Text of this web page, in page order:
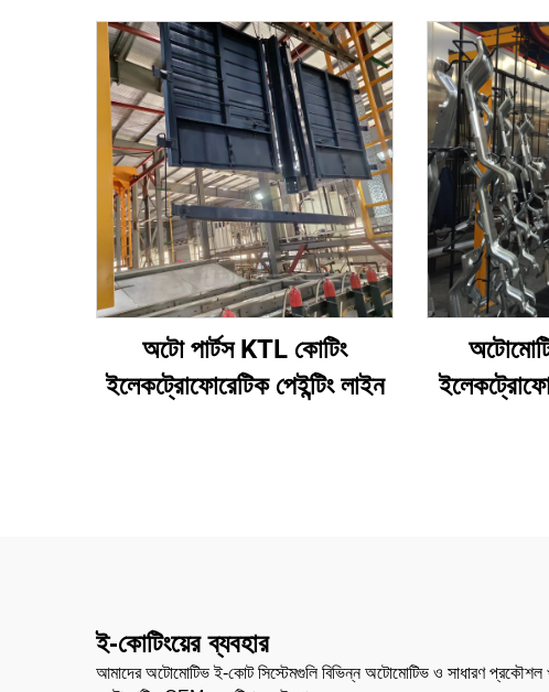
অটো পার্টস KTL কোটিং
ইলেকট্রোফোরেটিক পেইন্টিং লাইন
ই-কোটিংয়ের ব্যবহার
আমাদের অটোমোটিভ ই-কোট সিস্টেমগুলি বিভিন্ন অটোমোটিভ ও সাধারণ প্রকৌশল